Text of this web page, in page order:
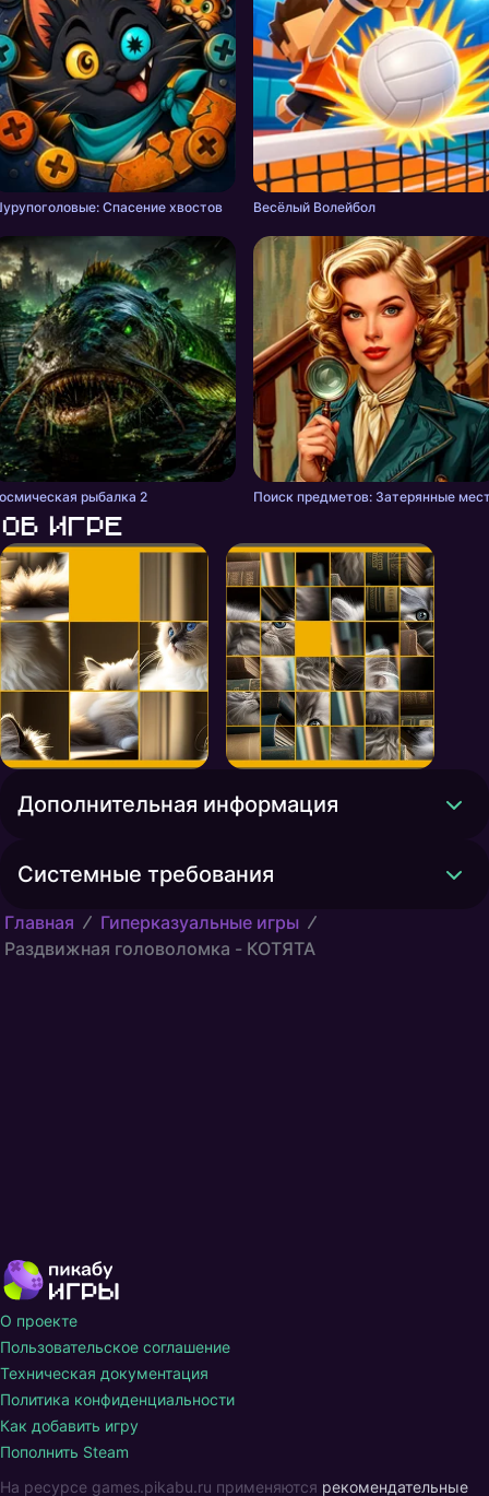
Спасение хвостов Весёлый Волейбол
рыбалка 2 Поиск предметов: Затерянные
Об игре
Дополнительная информация
Системные требования
Главная
Гиперказуальные игры
Раздвижная головоломка - КОТЯТА
О проекте
Пользовательское соглашение
Техническая документация
Политика конфиденциальности
Как добавить игру
Пополнить Steam
На ресурсе games.pikabu.ru применяются рекомендательные